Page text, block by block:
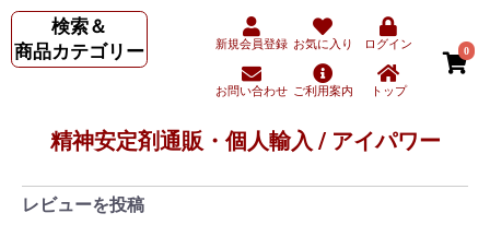
検索＆
商品カテゴリー
新規会員登録 お気に入り ログイン
お問い合わせ ご利用案内 トップ
0
精神安定剤通販・個人輸入 / アイパワー
レビューを投稿